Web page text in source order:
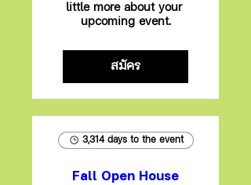
little more about your
upcoming event.
สมัคร
3,314 days to the event
Fall Open House